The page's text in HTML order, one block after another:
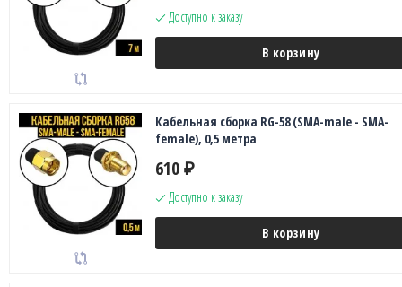
Доступно к заказу
В корзину
Кабельная сборка RG-58 (SMA-male - SMA-
female), 0,5 метра
610 ₽
Доступно к заказу
В корзину